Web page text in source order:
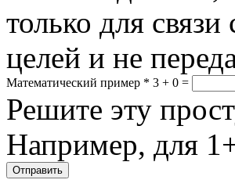
только для
целей и не
Математический пример * 3 + 0 =
Решите эту
Например, для